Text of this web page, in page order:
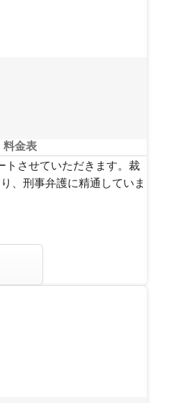
料金表
トさせていただきます。裁
、刑事弁護に精通していま